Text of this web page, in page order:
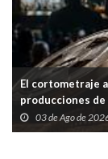
El cortometraje
producciones de
03 de Ago de